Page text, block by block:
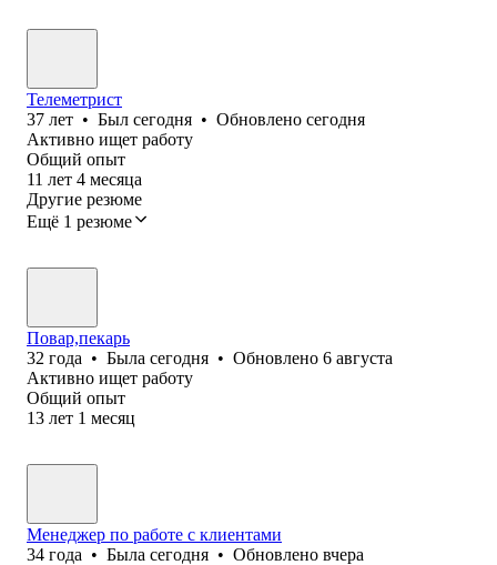
Телеметрист
37 лет • Был сегодня • Обновлено сегодня
Активно ищет работу
Общий опыт
11 лет 4 месяца
Другие резюме
Ещё 1 резюме
Повар,пекарь
32 года • Была сегодня • Обновлено 6 августа
Активно ищет работу
Общий опыт
13 лет 1 месяц
Менеджер по работе с клиентами
34 года • Была сегодня • Обновлено вчера